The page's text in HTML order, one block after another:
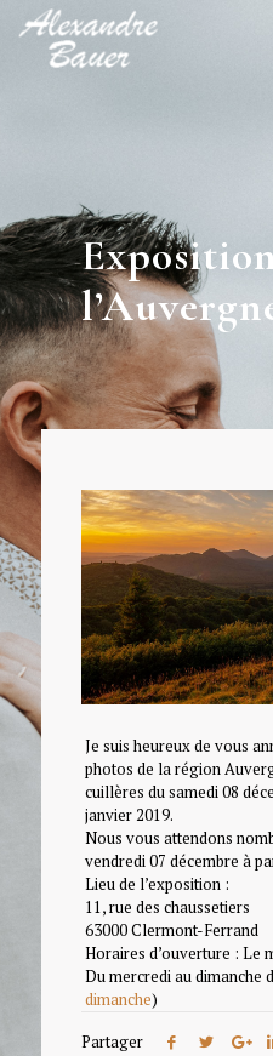
Je suis heureux de vous
photos de la région
cuillères du samedi 08
janvier 2019.
Nous vous attendons
vendredi 07 décembre à
Lieu de l’exposition :
11, rue des chaussetiers
63000 Clermont-Ferrand
Horaires d’ouverture : Le
Du mercredi au dimanche
dimanche)
Partager